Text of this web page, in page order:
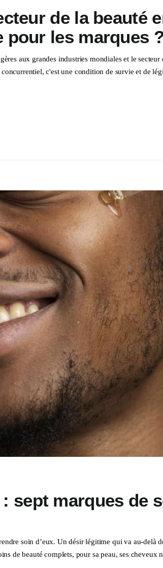
de la beauté
pour les marques
aux grandes industries mondiales et le
concurrentiel, c'est une condition de survie et de
sept marques de
soin d’eux. Un désir légitime qui va au-delà
de beauté complets, pour sa peau, ses